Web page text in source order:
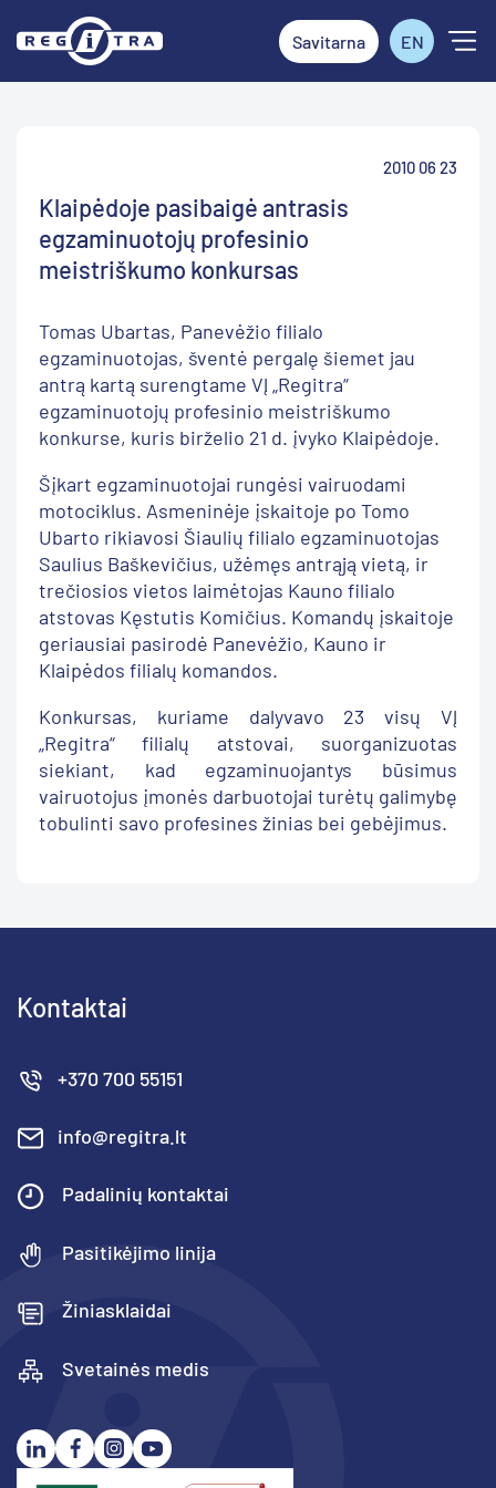
Savitarna EN
2010 06 23
Klaipėdoje pasibaigė antrasis
egzaminuotojų profesinio
meistriškumo konkursas
Tomas Ubartas, Panevėžio filialo
egzaminuotojas, šventė pergalę šiemet jau
antrą kartą surengtame VĮ „Regitra“
egzaminuotojų profesinio meistriškumo
konkurse, kuris birželio 21 d. įvyko Klaipėdoje.
Šįkart egzaminuotojai rungėsi vairuodami
motociklus. Asmeninėje įskaitoje po Tomo
Ubarto rikiavosi Šiaulių filialo egzaminuotojas
Saulius Baškevičius, užėmęs antrąją vietą, ir
trečiosios vietos laimėtojas Kauno filialo
atstovas Kęstutis Komičius. Komandų įskaitoje
geriausiai pasirodė Panevėžio, Kauno ir
Klaipėdos filialų komandos.
Konkursas, kuriame dalyvavo 23 visų VĮ
„Regitra“ filialų atstovai, suorganizuotas
siekiant, kad egzaminuojantys būsimus
vairuotojus įmonės darbuotojai turėtų galimybę
tobulinti savo profesines žinias bei gebėjimus.
Kontaktai
+370 700 55151
info@regitra.lt
Padalinių kontaktai
Pasitikėjimo linija
Žiniasklaidai
Svetainės medis